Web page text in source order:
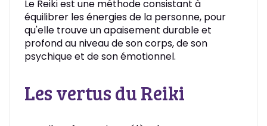
Le Reiki est une méthode consistant à
équilibrer les énergies de la personne, pour
qu'elle trouve un apaisement durable et
profond au niveau de son corps, de son
psychique et de son émotionnel.
Les vertus du Reiki